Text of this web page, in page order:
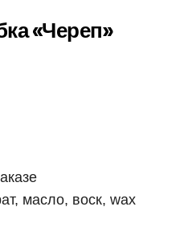
«Череп»
масло, воск, wax